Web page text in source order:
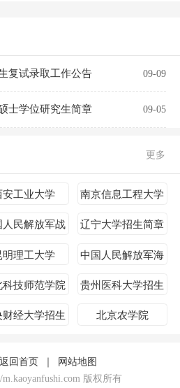
复试录取工作公告 09-09
士学位研究生简章 09-05
更多
安工业大学 南京信息工程大学
人民解放军战
辽宁大学招生简章
明理工大学
中国人民解放军海
科技师范学院
贵州医科大学招生
财经大学招生
北京农学院
返回首页 ｜
网站地图
版权所有